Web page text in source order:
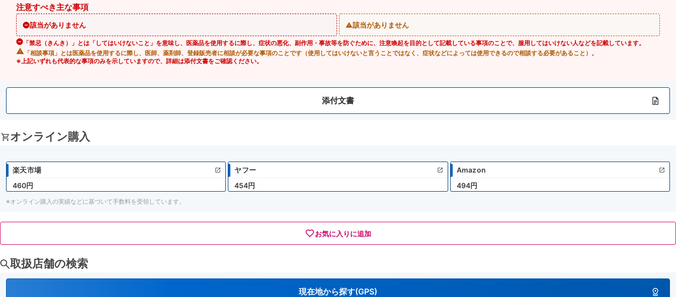
注意すべき主な事項
該当がありません 該当がありません
「禁忌（きんき）」とは「してはいけないこと」を意味し、医薬品を使用するに際し、症状の悪化、副作用・事故等を防ぐために、注意喚起を目的として記載している事項のことで、服用してはいけない人などを記載しています。
「相談事項」とは医薬品を使用するに際し、医師、薬剤師、登録販売者に相談が必要な事項のことです（使用してはいけないと言うことではなく、症状などによっては使用できるので相談する必要があること）。
※上記いずれも代表的な事項のみを示していますので、詳細は添付文書をご確認ください。
添付文書
オンライン購入
楽天市場
460円
ヤフー
454円
Amazon
494円
※オンライン購入の実績などに基づいて手数料を受領しています。
お気に入りに追加
取扱店舗の検索
現在地から探す(GPS)